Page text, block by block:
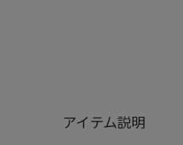
アイテム説明